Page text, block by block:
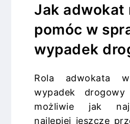
Jak adwokat
pomóc w
wypadek
Rola adwokata
wypadek
możliwie jak
najlepiej jeszcze